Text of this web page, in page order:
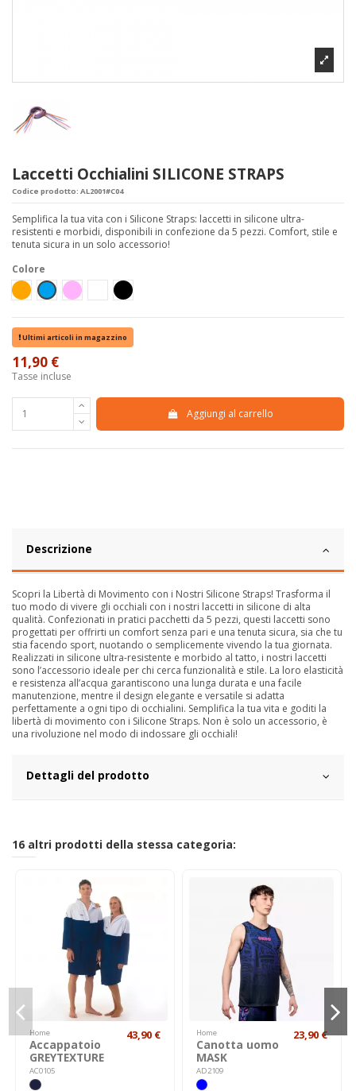
Laccetti Occhialini SILICONE STRAPS
Codice prodotto: AL2001#C04
Semplifica la tua vita con i Silicone Straps: laccetti in silicone ultra-
resistenti e morbidi, disponibili in confezione da 5 pezzi. Comfort, stile e
tenuta sicura in un solo accessorio!
Colore
ArancioneAzzurroRosa Bianco Nero
Ultimi articoli in magazzino
11,90 €
Tasse incluse
Aggiungi al carrello
Descrizione
Scopri la Libertà di Movimento con i Nostri Silicone Straps! Trasforma il
tuo modo di vivere gli occhiali con i nostri laccetti in silicone di alta
qualità. Confezionati in pratici pacchetti da 5 pezzi, questi laccetti sono
progettati per offrirti un comfort senza pari e una tenuta sicura, sia che tu
stia facendo sport, nuotando o semplicemente vivendo la tua giornata.
Realizzati in silicone ultra-resistente e morbido al tatto, i nostri laccetti
sono l’accessorio ideale per chi cerca funzionalità e stile. La loro elasticità
e resistenza all’acqua garantiscono una lunga durata e una facile
manutenzione, mentre il design elegante e versatile si adatta
perfettamente a ogni tipo di occhialini. Semplifica la tua vita e goditi la
libertà di movimento con i Silicone Straps. Non è solo un accessorio, è
una rivoluzione nel modo di indossare gli occhiali!
Dettagli del prodotto
16 altri prodotti della stessa categoria:
Home
Accappatoio
GREYTEXTURE
AC0105
43,90 € Home
Canotta uomo
MASK
AD2109
23,90 €